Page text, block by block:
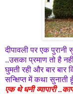
दीपावलीपर एक पुरानी
..उसका प्रमाण तो है
घुमती रही और बार बार
सन्क्षिप्त में कथा सुनाती
एक थे धनी व्यापारी